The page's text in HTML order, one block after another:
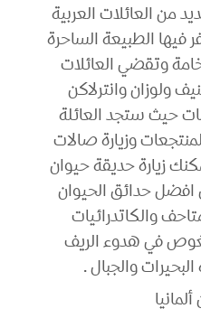
من العائلات العربية
فيها الطبيعة الساحرة
وتقضي العائلات
ولوزان وانترلاكن
حيث ستجد العائلة
وزيارة صالات
زيارة حديقة حيوان
حدائق الحيوان
والكاتدرائيات
في هدوء الريف
والجبال .